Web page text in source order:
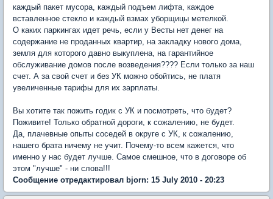
каждый пакет мусора, каждый подъем лифта, каждое
вставленное стекло и каждый взмах уборщицы метелкой.
О каких паркингах идет речь, если у Весты нет денег на
содержание не проданных квартир, на закладку нового дома,
земля для которого давно выкуплена, на гарантийное
обслуживание домов после возведения???? Если только за наш
счет. А за свой счет и без УК можно обойтись, не платя
увеличенные тарифы для их зарплаты.
Вы хотите так пожить годик с УК и посмотреть, что будет?
Поживите! Только обратной дороги, к сожалению, не будет.
Да, плачевные опыты соседей в округе с УК, к сожалению,
нашего брата ничему не учит. Почему-то всем кажется, что
именно у нас будет лучше. Самое смешное, что в договоре об
этом "лучше" - ни слова!!!
Сообщение отредактировал bjorn: 15 July 2010 - 20:23